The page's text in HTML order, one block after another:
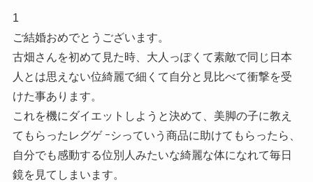
1
ご結婚おめでとうございます。
古畑さんを初めて見た時、大人っぽくて素敵で同じ日本
人とは思えない位綺麗で細くて自分と見比べて衝撃を受
けた事あります。
これを機にダイエットしようと決めて、美脚の子に教え
てもらったレグゲ ｰシっていう商品に助けてもらったら、
自分でも感動する位別人みたいな綺麗な体になれて毎日
鏡を見てしまいます。